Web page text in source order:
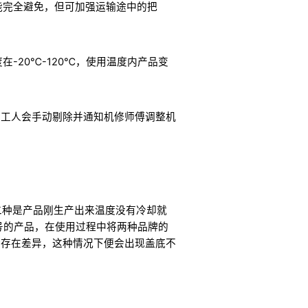
全避免，但可加强运输途中的把
在-20℃-120℃，使用温度内产品变
人会手动剔除并通知机修师傅调整机
是产品刚生产出来温度没有冷却就
产品，在使用过程中将两种品牌的
在差异，这种情况下便会出现盖底不